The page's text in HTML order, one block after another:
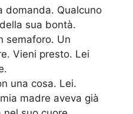
domanda. Qualcuno
sua bontà.
semaforo. Un
Vieni presto. Lei
una cosa. Lei.
madre aveva già